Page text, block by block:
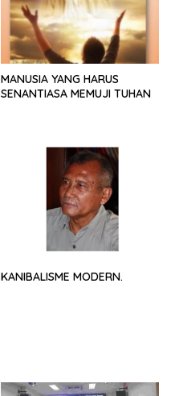
MANUSIA YANG HARUS
SENANTIASA MEMUJI TUHAN
KANIBALISME MODERN.